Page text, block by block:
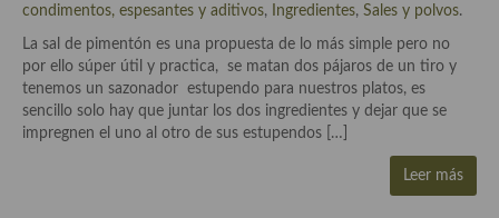
Legumbres y cereales
Cuscús
Huevos
Masas elaboradas con harina, pizzas, quiches y demás
condimentos, espesantes y aditivos, Ingredientes, Sales y polvos.
La sal de pimentón es una propuesta de lo más simple pero no
por ello súper útil y practica, se matan dos pájaros de un tiro y
tenemos un sazonador estupendo para nuestros platos, es
sencillo solo hay que juntar los dos ingredientes y dejar que se
impregnen el uno al otro de sus estupendos […]
Leer más